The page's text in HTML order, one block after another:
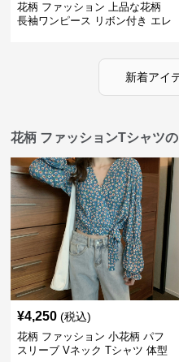
花柄 ファッション 上品な花柄
長袖ワンピース リボン付き エレ
新着アイ
花柄 ファッションTシャツ
¥4,250 (税込)
花柄 ファッション 小花柄 パフ
スリーブ Vネック Tシャツ 体型